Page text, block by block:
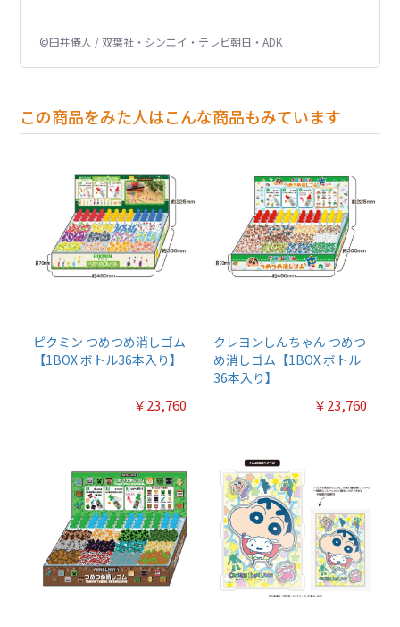
©臼井儀人 / 双葉社・シンエイ・テレビ朝日・ADK
この商品をみた人はこんな商品もみています
ピクミン つめつめ消しゴム
【1BOX ボトル36本入り】
￥23,760
クレヨンしんちゃん つめつ
め消しゴム【1BOX ボトル
36本入り】
￥23,760